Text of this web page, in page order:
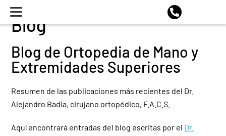
Blog
Blog de Ortopedia de Mano y
Extremidades Superiores
Resumen de las publicaciones más recientes del Dr.
Alejandro Badia, cirujano ortopédico, F.A.C.S.
Aquí encontrará entradas del blog escritas por el Dr.